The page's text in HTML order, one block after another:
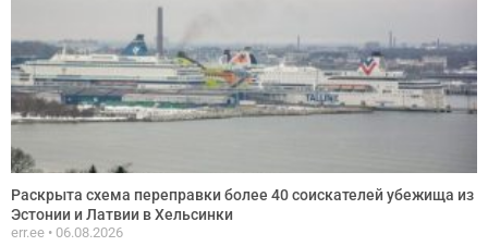
Раскрыта схема переправки более 40 соискателей убежища из
Эстонии и Латвии в Хельсинки
err.ee 06.08.2026